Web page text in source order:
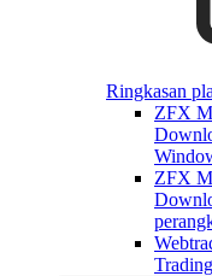
Ringkasan
ZFX
ZFX